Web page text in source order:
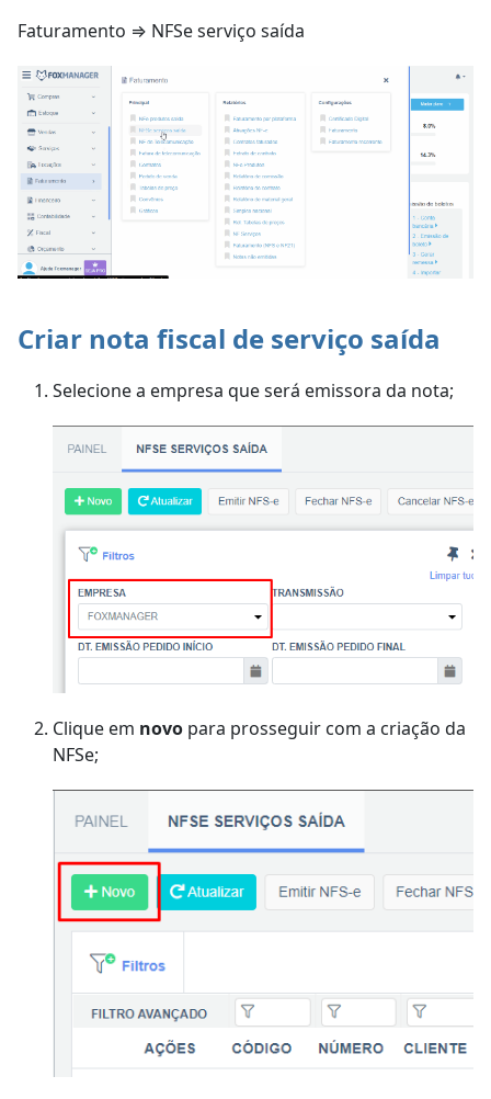
Faturamento ⇒ NFSe serviço saída
Criar nota fiscal de serviço saída
Selecione a empresa que será emissora da nota;
Clique em novo para prosseguir com a criação da
NFSe;